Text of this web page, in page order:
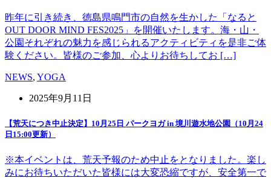
昨年に引き続き、徳島県鳴門市の自然を生かした「なると
OUT DOOR MIND FES2025」を開催いたします。海・山・
公園それぞれの魅力を感じられるアクティビティを是非ご体
験ください。皆様のご参加、心よりお待ちしてお […]
NEWS, YOGA
2025年9月11日
【荒天につき中止決定】10月25日 パークヨガ in 境川遊水地公園（10月24
日15:00更新）
※本イベントは、荒天予報のため中止をとなりました。楽し
みにお待ちいただいた皆様には大変恐縮ですが、安全第一で